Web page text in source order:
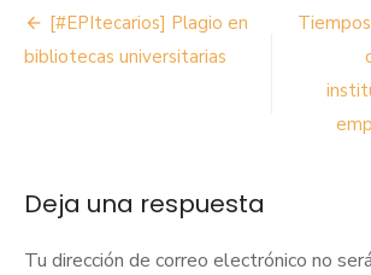
Navegación
de
[#EPItecarios] Plagio en
bibliotecas universitarias
Deja una respuesta
Tu dirección de correo electrónico no